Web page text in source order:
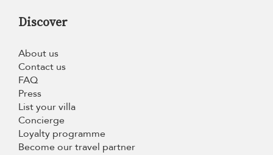
Discover
About us
Contact us
FAQ
Press
List your villa
Concierge
Loyalty programme
Become our travel partner